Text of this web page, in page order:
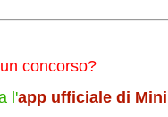
concorso?
l'app ufficiale di